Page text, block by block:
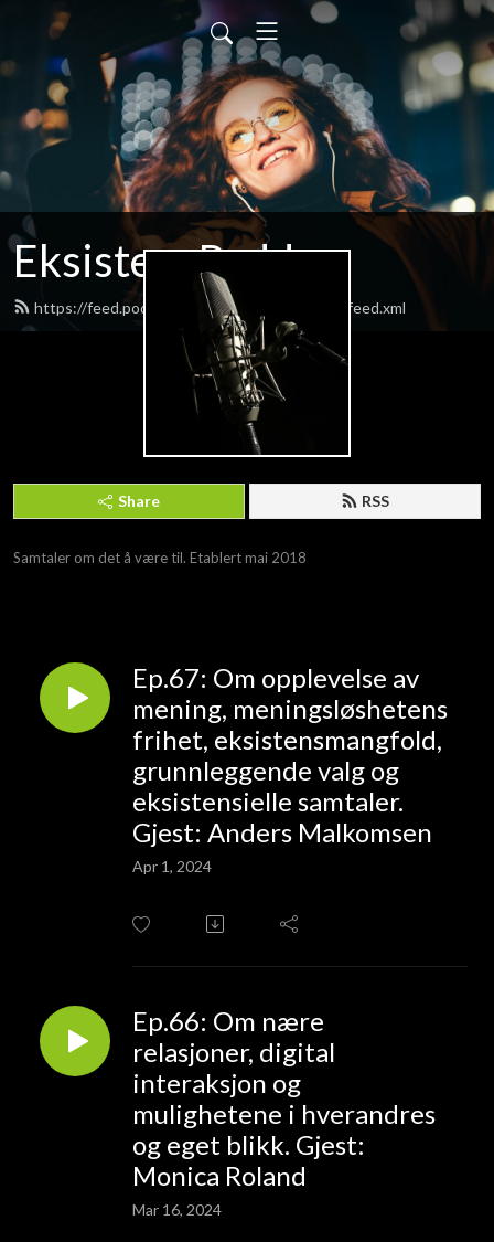
EksistensPodden
https://feed.podbean.com/EksistensPodden/feed.xml
Share RSS
Samtaler om det å være til. Etablert mai 2018
Ep.67: Om opplevelse av
mening, meningsløshetens
frihet, eksistensmangfold,
grunnleggende valg og
eksistensielle samtaler.
Gjest: Anders Malkomsen
Apr 1, 2024
Ep.66: Om nære
relasjoner, digital
interaksjon og
mulighetene i hverandres
og eget blikk. Gjest:
Monica Roland
Mar 16, 2024